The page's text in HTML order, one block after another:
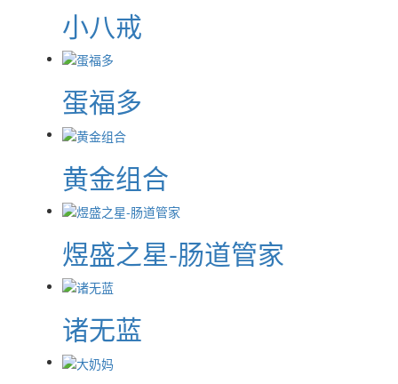
小八戒
蛋福多
黄金组合
煜盛之星-肠道管家
诸无蓝